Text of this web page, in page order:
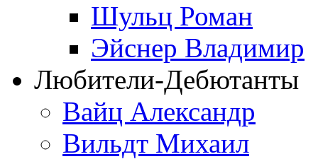
Шульц Роман
Эйснер Владимир
Любители-Дебютанты
Вайц Александр
Вильдт Михаил